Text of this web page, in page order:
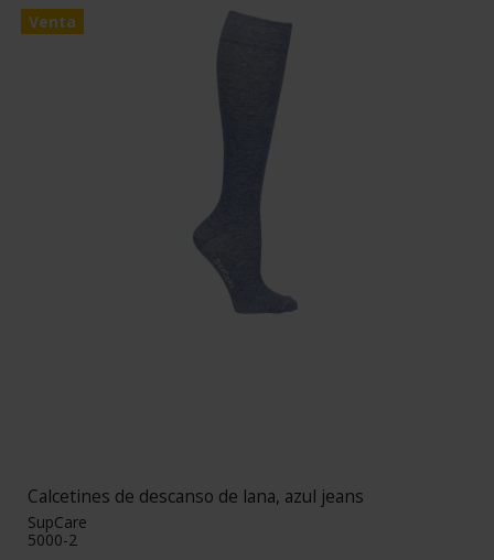
Venta
Calcetines de descanso de lana, azul jeans
SupCare
5000-2